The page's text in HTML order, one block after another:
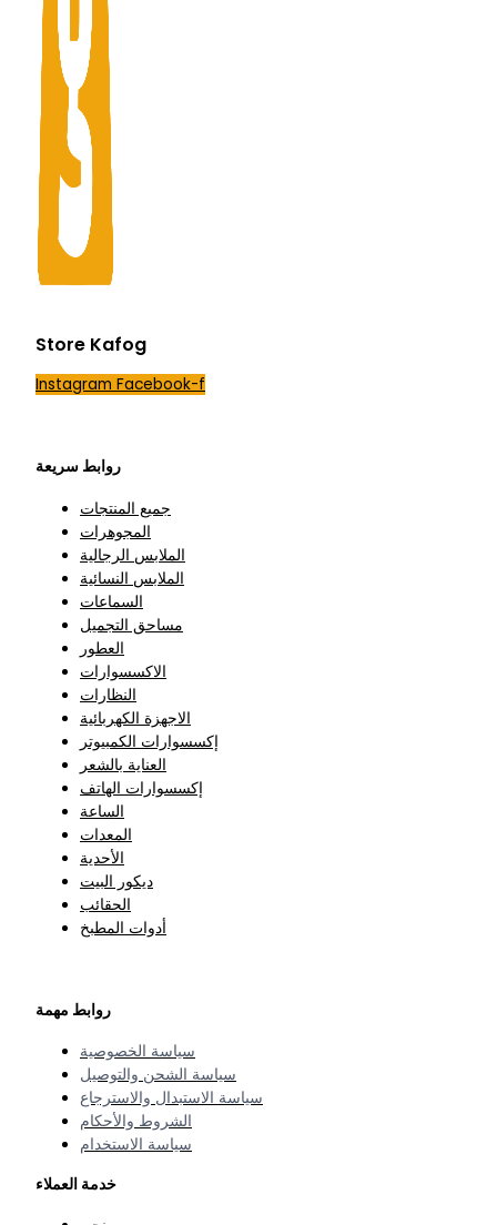
Store Kafog
Instagram Facebook-f
روابط سريعة
جميع المنتجات
المجوهرات
الملابس الرجالية
الملابس النسائية
السماعات
مساحق التجميل
العطور
الاكسسوارات
النظارات
الاجهزة الكهربائية
إكسسوارات الكمبيوتر
العناية بالشعر
إكسسوارات الهاتف
الساعة
المعدات
الأحدية
ديكور البيت
الحقائب
أدوات المطبخ
روابط مهمة
سياسة الخصوصية
سياسة الشحن والتوصيل
سياسة الاستبدال والاسترجاع
الشروط والأحكام
سياسة الاستخدام
خدمة العملاء